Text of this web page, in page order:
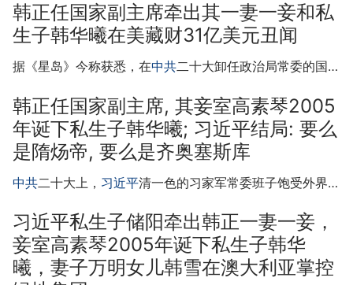
韩正任国家副主席牵出其一妻一妾和私
生子韩华曦在美藏财31亿美元丑闻
据《星岛》今称获悉，在中共二十大卸任政治局常委的国…
韩正任国家副主席, 其妾室高素琴2005
年诞下私生子韩华曦; 习近平结局: 要么
是隋炀帝, 要么是齐奥塞斯库
中共二十大上， 习近平清一色的习家军常委班子饱受外界…
习近平私生子储阳牵出韩正一妻一妾，
妾室高素琴2005年诞下私生子韩华
曦，妻子万明女儿韩雪在澳大利亚掌控